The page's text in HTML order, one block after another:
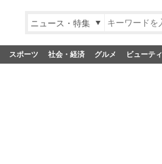
ニュース・特集
スポーツ 社会・経済 グルメ ビューティ